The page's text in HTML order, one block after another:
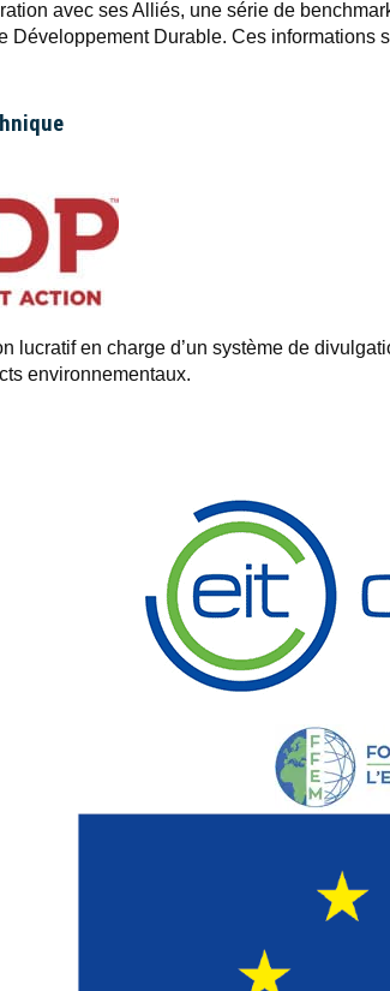
avec ses Alliés, une série de
Développement Durable. Ces
lucratif en charge d’un système de
environnementaux.